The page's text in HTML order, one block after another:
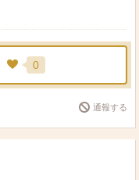
0
通報する